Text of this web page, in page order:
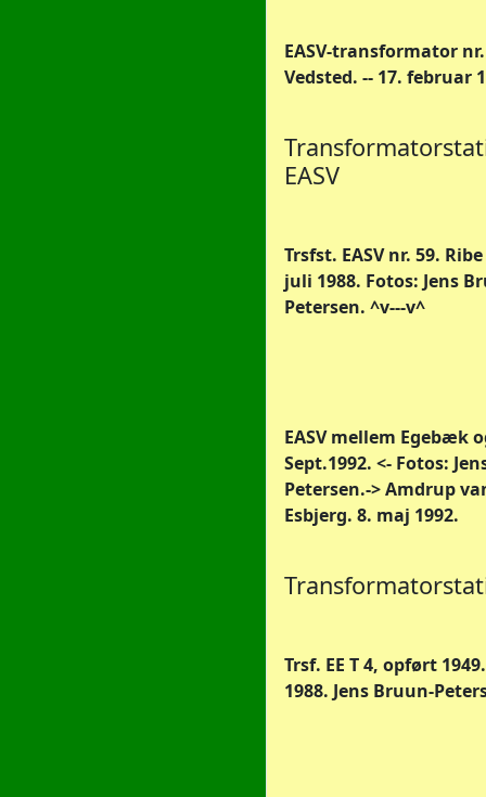
EASV-transformator
Vedsted. -- 17. februar
EASV
Trsfst. EASV nr. 59.
juli 1988. Fotos: Jens
Petersen. ^v---v^
EASV mellem Egebæk
Sept.1992. <- Fotos:
Petersen.-> Amdrup
Esbjerg. 8. maj 1992.
Trsf. EE T 4, opført
1988. Jens Bruun-